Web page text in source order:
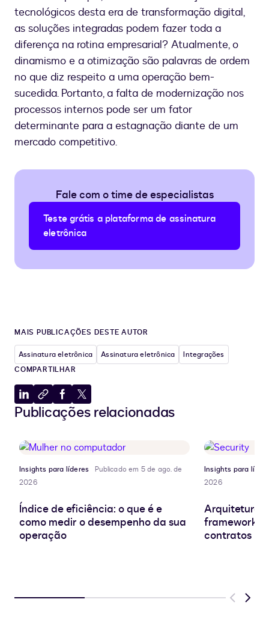
tecnológicos desta era de transformação digital,
as soluções integradas podem fazer toda a
diferença na rotina empresarial? Atualmente, o
dinamismo e a otimização são palavras de ordem
no que diz respeito a uma operação bem-
sucedida. Portanto, a falta de modernização nos
processos internos pode ser um fator
determinante para a estagnação diante de um
mercado competitivo.
Fale com o time de especialistas
Teste grátis a plataforma de assinatura
eletrônica
MAIS PUBLICAÇÕES DESTE AUTOR
Assinatura eletrônica Assinatura eletrônica
Integrações
COMPARTILHAR
Compartilhar
no
Copiar
para
de
transferência
Compartilhar
no
Compartilhar
no
Publicações relacionadas
Insights para líderes
Publicado em 5 de ago. de
2026
Índice de eficiência: o que é e
como medir o desempenho da sua
operação
Insights para
2026
Arquitetura
frameworks
contratos
Previous
Next